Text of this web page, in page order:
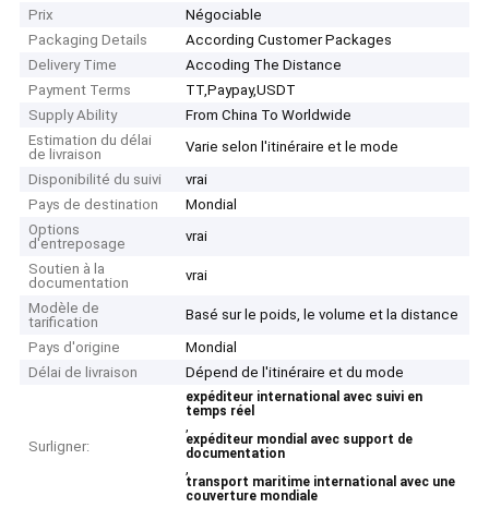
Prix
Négociable
Packaging Details
According Customer Packages
Delivery Time
Accoding The Distance
Payment Terms
TT,Paypay,USDT
Supply Ability
From China To Worldwide
Estimation du délai
de livraison
Varie selon l'itinéraire et le mode
Disponibilité du suivi
vrai
Pays de destination
Mondial
Options
d'entreposage
vrai
Soutien à la
documentation
vrai
Modèle de
tarification
Basé sur le poids, le volume et la distance
Pays d'origine
Mondial
Délai de livraison
Dépend de l'itinéraire et du mode
Surligner:
expéditeur international avec suivi en
temps réel
,
expéditeur mondial avec support de
documentation
,
transport maritime international avec une
couverture mondiale